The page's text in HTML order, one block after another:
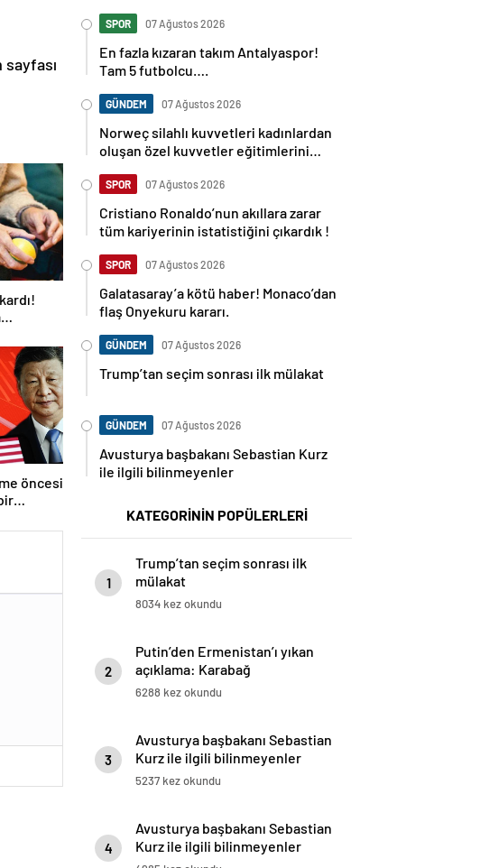
öncesi
SPOR 07 Ağustos 2026
En fazla kızaran takım Antalyaspor!
Tam 5 futbolcu….
GÜNDEM 07 Ağustos 2026
Norweç silahlı kuvvetleri kadınlardan
oluşan özel kuvvetler eğitimlerini
SPOR 07 Ağustos 2026
Cristiano Ronaldo’nun akıllara zarar
tüm kariyerinin istatistiğini çıkardık !
SPOR 07 Ağustos 2026
Galatasaray’a kötü haber! Monaco’dan
flaş Onyekuru kararı.
GÜNDEM 07 Ağustos 2026
Trump’tan seçim sonrası ilk mülakat
GÜNDEM 07 Ağustos 2026
Avusturya başbakanı Sebastian Kurz
ile ilgili bilinmeyenler
KATEGORİNİN POPÜLERLERİ
1
Trump’tan seçim sonrası ilk
mülakat
8034 kez okundu
2
Putin’den Ermenistan’ı yıkan
açıklama: Karabağ
Azerbaycan’ın ayrılmaz bir
6288 kez okundu
3
Avusturya başbakanı Sebastian
Kurz ile ilgili bilinmeyenler
5237 kez okundu
4
Avusturya başbakanı Sebastian
Kurz ile ilgili bilinmeyenler